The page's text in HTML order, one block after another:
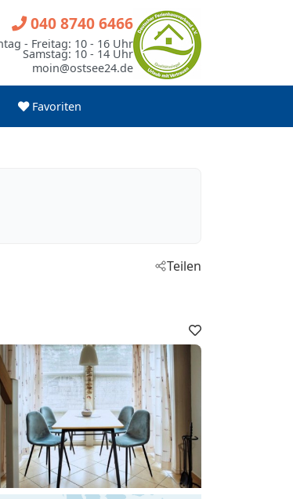
Favoriten
040 8740 6466
- Freitag: 10 - 16 Uhr
Samstag: 10 - 14 Uhr
moin@ostsee24.de
Teilen